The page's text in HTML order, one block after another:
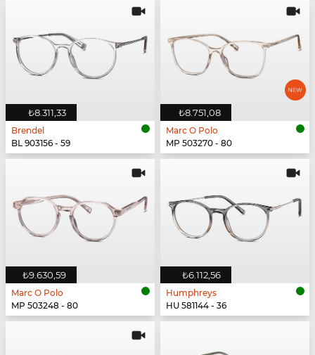
₺8.311,33
Brendel
BL 903156 - 59
₺8.751,08
Marc O Polo
MP 503270 - 80
₺9.630,59
Marc O Polo
MP 503248 - 80
₺6.112,56
Humphreys
HU 581144 - 36